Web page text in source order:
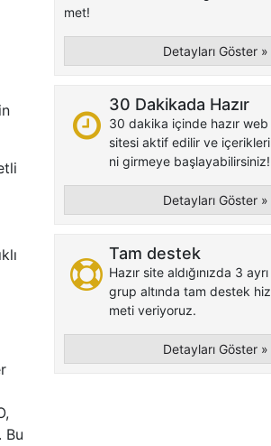
Bu
met!
Detayları Göster »
30 Dakikada Hazır
30 dakika içinde hazır web
sitesi aktif edilir ve içerikleri
ni girmeye başlayabilirsiniz!
Detayları Göster »
Tam destek
Hazır site aldığınızda 3 ayrı
grup altında tam destek hiz
meti veriyoruz.
Detayları Göster »